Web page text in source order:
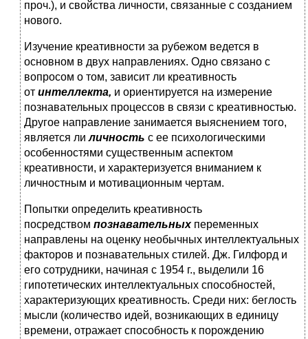
проч.), и свойства личности, связанные с созданием
нового.
Изучение креативности за рубежом ведется в
основном в двух направлениях. Одно связано с
вопросом о том, зависит ли креативность
от интеллекта, и ориентируется на измерение
познавательных процессов в связи с креативностью.
Другое направление занимается выяснением того,
является лиличность с ее психологическими
особенностями существенным аспектом
креативности, и характеризуется вниманием к
личностным и мотивационным чертам.
Попытки определить креативность
посредством познавательных переменных
направлены на оценку необычных интеллектуальных
факторов и познавательных стилей. Дж. Гилфорд и
его сотрудники, начиная с 1954 г., выделили 16
гипотетических интеллектуальных способностей,
характеризующих креативность. Среди них: беглость
мысли (количество идей, возникающих в единицу
времени, отражает способность к порождению